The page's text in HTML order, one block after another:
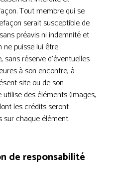
Tout membre qui se
serait susceptible de
préavis ni indemnité et
ne puisse lui être
réserve d’éventuelles
à son encontre, à
site ou de son
des éléments (images,
les crédits seront
chaque élément.
de responsabilité